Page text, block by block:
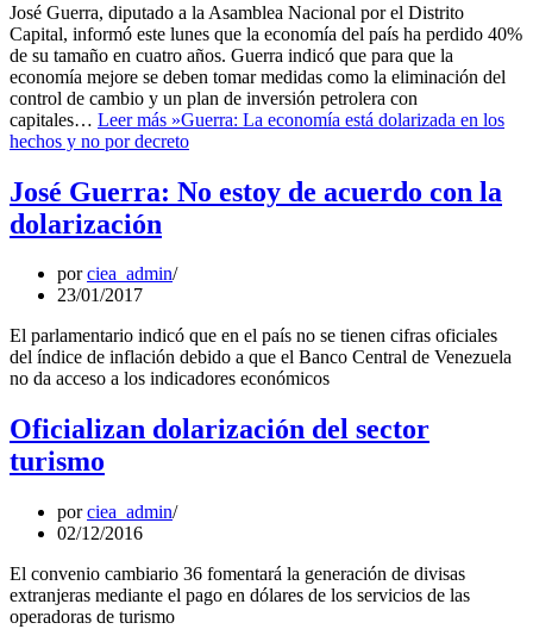
José Guerra, diputado a la Asamblea Nacional por el Distrito
Capital, informó este lunes que la economía del país ha perdido 40%
de su tamaño en cuatro años. Guerra indicó que para que la
economía mejore se deben tomar medidas como la eliminación del
control de cambio y un plan de inversión petrolera con
capitales… Leer más »Guerra: La economía está dolarizada en los
hechos y no por decreto
José Guerra: No estoy de acuerdo con la
dolarización
porciea_admin
23/01/2017
El parlamentario indicó que en el país no se tienen cifras oficiales
del índice de inflación debido a que el Banco Central de Venezuela
no da acceso a los indicadores económicos
Oficializan dolarización del sector
turismo
porciea_admin
02/12/2016
El convenio cambiario 36 fomentará la generación de divisas
extranjeras mediante el pago en dólares de los servicios de las
operadoras de turismo